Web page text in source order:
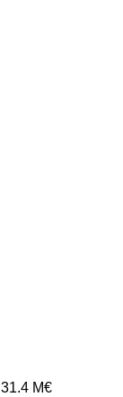
31.4 M€